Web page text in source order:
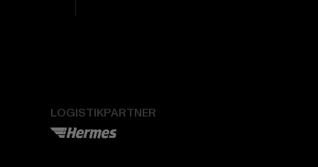
LOGISTIKPARTNER